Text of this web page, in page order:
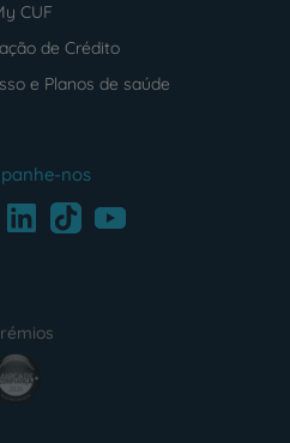
CUF
de Crédito
e Planos de saúde
nos
LinkedInTikTokYoutube